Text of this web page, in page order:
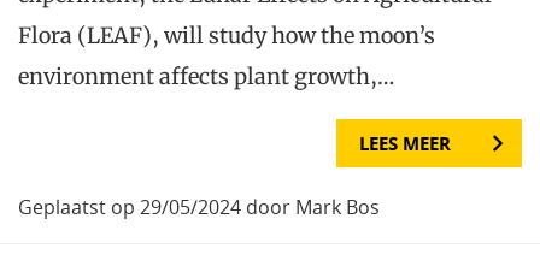
Flora (LEAF), will study how the moon’s
environment affects plant growth,…
LEES MEER
Geplaatst op 29/05/2024 door Mark Bos